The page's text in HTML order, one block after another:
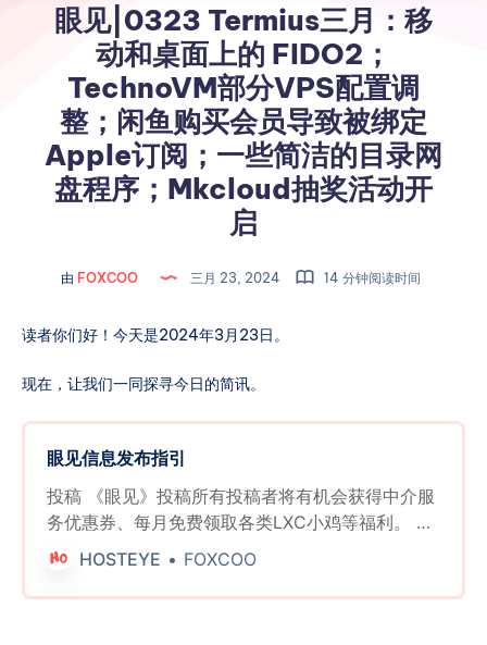
眼见|0323 Termius三月：移
动和桌面上的 FIDO2；
TechnoVM部分VPS配置调
整；闲鱼购买会员导致被绑定
Apple订阅；一些简洁的目录网
盘程序；Mkcloud抽奖活动开
启
由 FOXCOO 三月 23, 2024 14 分钟阅读时间
读者你们好！今天是2024年3月23日。
现在，让我们一同探寻今日的简讯。
眼见信息发布指引
投稿 《眼见》投稿所有投稿者将有机会获得中介服
务优惠券、每月免费领取各类LXC小鸡等福利。 欢
迎分享商家活动、最新产品发布、商家/行业八卦、
程推荐以及薅羊毛的方法等等内容。请发挥你的创
HOSTEYE FOXCOO